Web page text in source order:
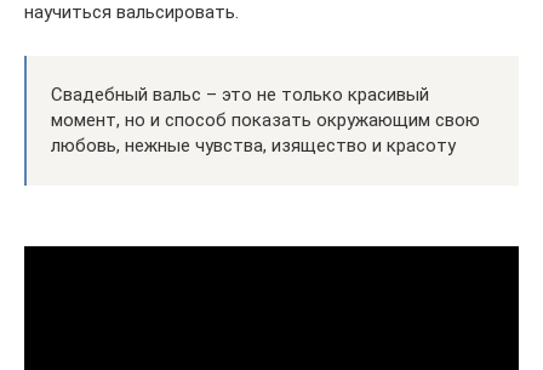
научиться вальсировать.
Свадебный вальс – это не только красивый
момент, но и способ показать окружающим свою
любовь, нежные чувства, изящество и красоту